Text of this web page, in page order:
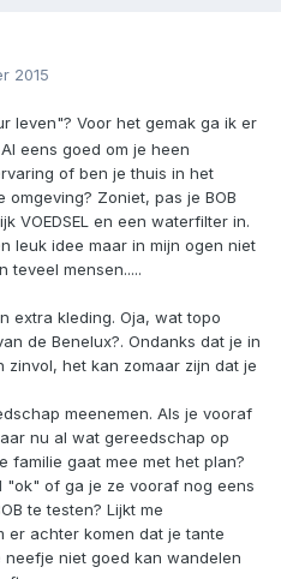
2015
leven"? Voor het gemak ga ik er
eens goed om je heen
of ben je thuis in het
Zoniet, pas je BOB
VOEDSEL en een waterfilter in.
leuk idee maar in mijn ogen niet
teveel mensen.....
extra kleding. Oja, wat topo
de Benelux?. Ondanks dat je in
het kan zomaar zijn dat je
meenemen. Als je vooraf
nu al wat gereedschap op
familie gaat mee met het plan?
"ok" of ga je ze vooraf nog eens
te testen? Lijkt me
er achter komen dat je tante
niet goed kan wandelen